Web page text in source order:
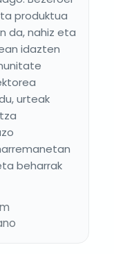
produktua
da, nahiz eta
idazten
urteak
beharrak